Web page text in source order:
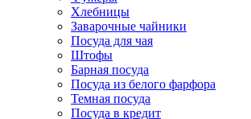
Хлебницы
Заварочные чайники
Посуда для чая
Штофы
Барная посуда
Посуда из белого фарфора
Темная посуда
Посуда в кредит